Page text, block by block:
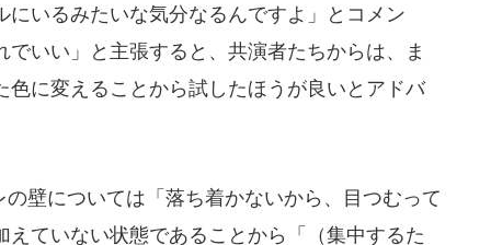
いるみたいな気分なるんですよ」とコメン
いい」と主張すると、共演者たちからは、ま
に変えることから試したほうが良いとアドバ
壁については「落ち着かないから、目つむって
ていない状態であることから「（集中するた